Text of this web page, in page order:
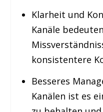
Klarheit und
Kanäle
konsistentere
Besseres
Kanälen ist es